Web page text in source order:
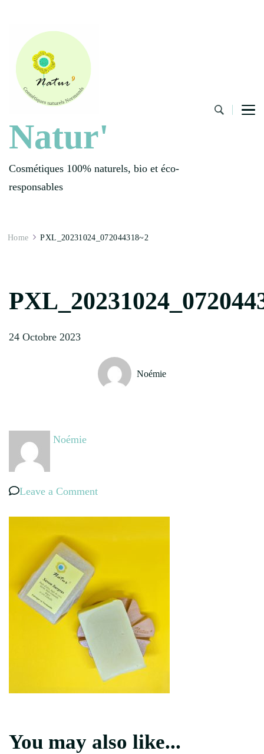
Natur'
Cosmétiques 100% naturels, bio et éco-
responsables
Home PXL_20231024_072044318~2
24 Octobre 2023
Noémie
Noémie
Leave a Commenton
You may also like...